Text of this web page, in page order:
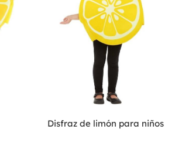
Disfraz de limón para niños